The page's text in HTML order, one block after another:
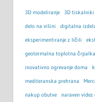
3D modeliranje 3D tiskalniki
delo na višini digitalna
eksperimentiranje z ličili
geotermalna toplotna črpalka
inovativno ogrevanje doma
mediteranska prehrana
nakup obutve naraven videz